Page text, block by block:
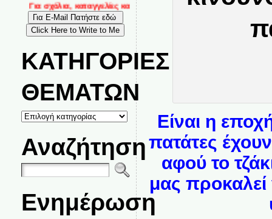
Για σχόλια, καταγγελίες και επικοινωνία στο
ΚΑΤΗΓΟΡΙΕΣ
ΘΕΜΑΤΩΝ
ΚΑΤΗΓΟΡΙΕΣ
ΘΕΜΑΤΩΝ
Αναζήτηση
Ενημέρωση
Είναι η
πατάτες
αφού το
μας